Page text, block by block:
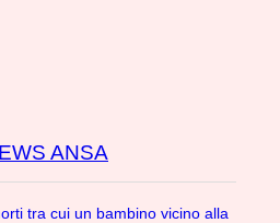
ANSA
tra cui un bambino vicino alla